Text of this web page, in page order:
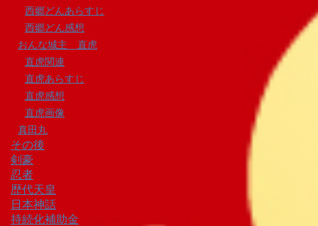
西郷どんあらすじ
西郷どん感想
おんな城主 直虎
直虎関連
直虎あらすじ
直虎感想
直虎画像
真田丸
その後
剣豪
忍者
歴代天皇
日本神話
持続化補助金